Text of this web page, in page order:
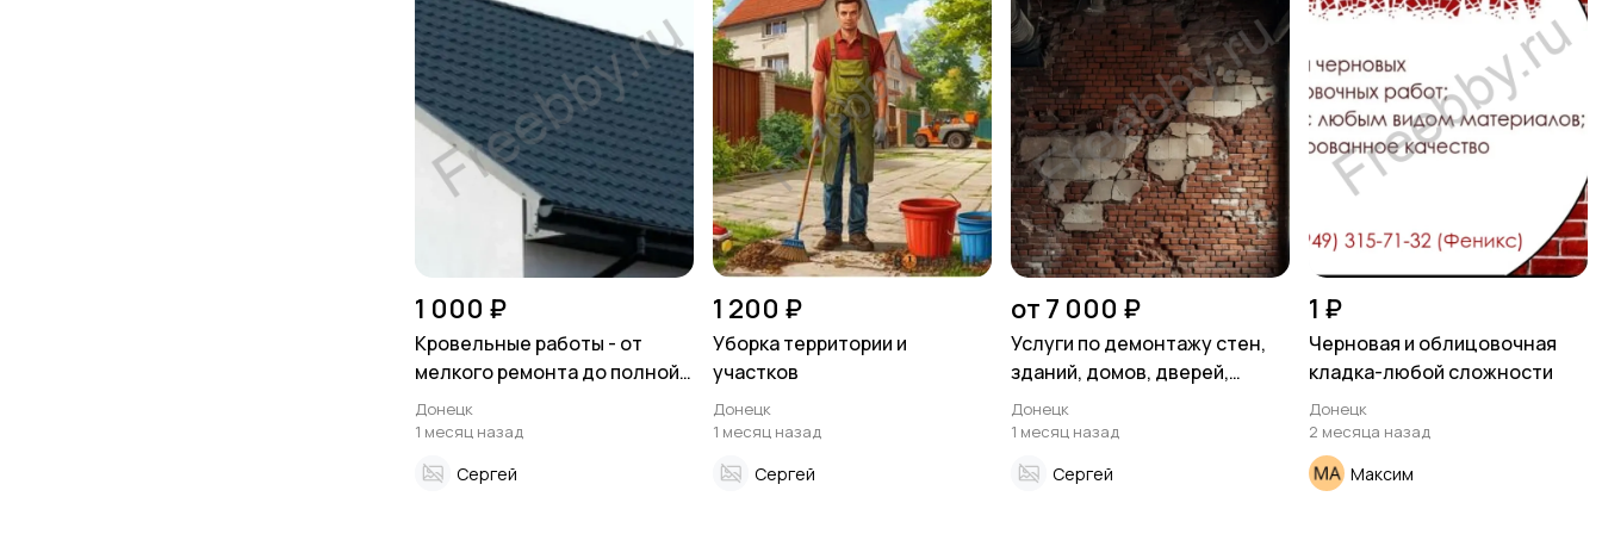
1 000 ₽
Кровельные работы - от
мелкого ремонта до полной
замены кровли
Донецк
1 месяц назад
Сергей
1 200 ₽
Уборка территории и
участков
Донецк
1 месяц назад
Сергей
от 7 000 ₽
Услуги по демонтажу стен,
зданий, домов, дверей,
балконов и других
конструкций
Донецк
1 месяц назад
Сергей
1 ₽
Черновая и облицовочная
кладка-любой сложности
Донецк
2 месяца назад
Максим